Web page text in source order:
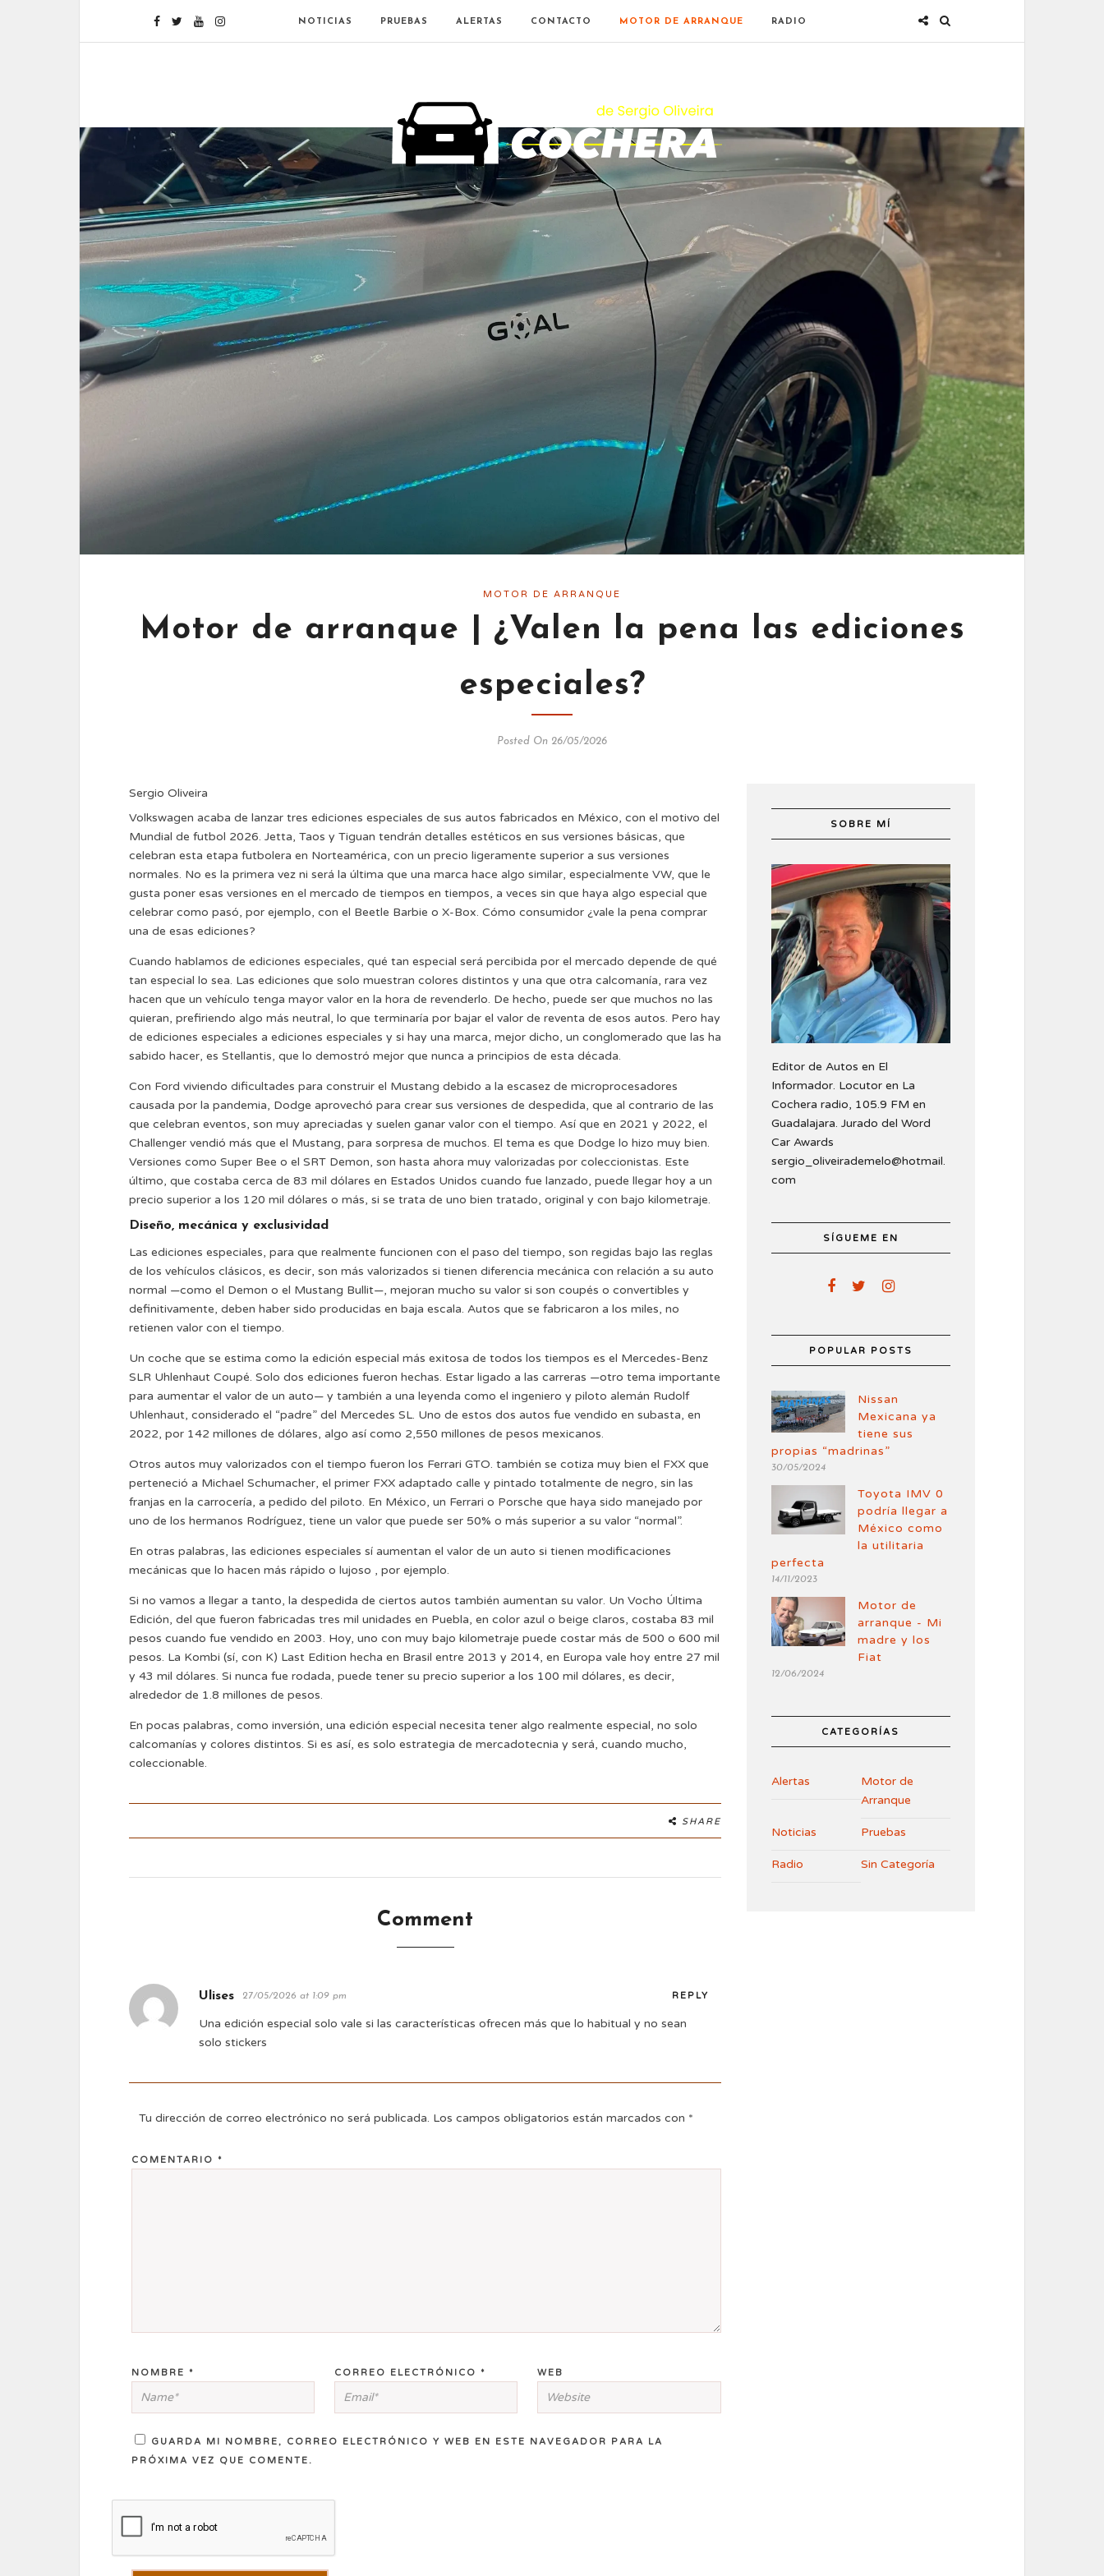
NOTICIAS PRUEBAS ALERTAS CONTACTO MOTOR DE ARRANQUE RADIO
MOTOR DE ARRANQUE
Motor de arranque | ¿Valen la pena las ediciones
especiales?
Posted On 26/05/2026
Sergio Oliveira
Volkswagen acaba de lanzar tres ediciones especiales de sus autos fabricados en México, con el motivo del
Mundial de futbol 2026. Jetta, Taos y Tiguan tendrán detalles estéticos en sus versiones básicas, que
celebran esta etapa futbolera en Norteamérica, con un precio ligeramente superior a sus versiones
normales. No es la primera vez ni será la última que una marca hace algo similar, especialmente VW, que le
gusta poner esas versiones en el mercado de tiempos en tiempos, a veces sin que haya algo especial que
celebrar como pasó, por ejemplo, con el Beetle Barbie o X-Box. Cómo consumidor ¿vale la pena comprar
una de esas ediciones?
Cuando hablamos de ediciones especiales, qué tan especial será percibida por el mercado depende de qué
tan especial lo sea. Las ediciones que solo muestran colores distintos y una que otra calcomanía, rara vez
hacen que un vehículo tenga mayor valor en la hora de revenderlo. De hecho, puede ser que muchos no las
quieran, prefiriendo algo más neutral, lo que terminaría por bajar el valor de reventa de esos autos. Pero hay
de ediciones especiales a ediciones especiales y si hay una marca, mejor dicho, un conglomerado que las ha
sabido hacer, es Stellantis, que lo demostró mejor que nunca a principios de esta década.
Con Ford viviendo dificultades para construir el Mustang debido a la escasez de microprocesadores
causada por la pandemia, Dodge aprovechó para crear sus versiones de despedida, que al contrario de las
que celebran eventos, son muy apreciadas y suelen ganar valor con el tiempo. Así que en 2021 y 2022, el
Challenger vendió más que el Mustang, para sorpresa de muchos. El tema es que Dodge lo hizo muy bien.
Versiones como Super Bee o el SRT Demon, son hasta ahora muy valorizadas por coleccionistas. Este
último, que costaba cerca de 83 mil dólares en Estados Unidos cuando fue lanzado, puede llegar hoy a un
precio superior a los 120 mil dólares o más, si se trata de uno bien tratado, original y con bajo kilometraje.
Diseño, mecánica y exclusividad
Las ediciones especiales, para que realmente funcionen con el paso del tiempo, son regidas bajo las reglas
de los vehículos clásicos, es decir, son más valorizados si tienen diferencia mecánica con relación a su auto
normal —como el Demon o el Mustang Bullit—, mejoran mucho su valor si son coupés o convertibles y
definitivamente, deben haber sido producidas en baja escala. Autos que se fabricaron a los miles, no
retienen valor con el tiempo.
Un coche que se estima como la edición especial más exitosa de todos los tiempos es el Mercedes-Benz
SLR Uhlenhaut Coupé. Solo dos ediciones fueron hechas. Estar ligado a las carreras —otro tema importante
para aumentar el valor de un auto— y también a una leyenda como el ingeniero y piloto alemán Rudolf
Uhlenhaut, considerado el “padre” del Mercedes SL. Uno de estos dos autos fue vendido en subasta, en
2022, por 142 millones de dólares, algo así como 2,550 millones de pesos mexicanos.
Otros autos muy valorizados con el tiempo fueron los Ferrari GTO. también se cotiza muy bien el FXX que
perteneció a Michael Schumacher, el primer FXX adaptado calle y pintado totalmente de negro, sin las
franjas en la carrocería, a pedido del piloto. En México, un Ferrari o Porsche que haya sido manejado por
uno de los hermanos Rodríguez, tiene un valor que puede ser 50% o más superior a su valor “normal”.
En otras palabras, las ediciones especiales sí aumentan el valor de un auto si tienen modificaciones
mecánicas que lo hacen más rápido o lujoso , por ejemplo.
Si no vamos a llegar a tanto, la despedida de ciertos autos también aumentan su valor. Un Vocho Última
Edición, del que fueron fabricadas tres mil unidades en Puebla, en color azul o beige claros, costaba 83 mil
pesos cuando fue vendido en 2003. Hoy, uno con muy bajo kilometraje puede costar más de 500 o 600 mil
pesos. La Kombi (sí, con K) Last Edition hecha en Brasil entre 2013 y 2014, en Europa vale hoy entre 27 mil
y 43 mil dólares. Si nunca fue rodada, puede tener su precio superior a los 100 mil dólares, es decir,
alrededor de 1.8 millones de pesos.
En pocas palabras, como inversión, una edición especial necesita tener algo realmente especial, no solo
calcomanías y colores distintos. Si es así, es solo estrategia de mercadotecnia y será, cuando mucho,
coleccionable.
SHARE
Comment
Ulises 27/05/2026 at 1:09 pm REPLY
Una edición especial solo vale si las características ofrecen más que lo habitual y no sean
solo stickers
Tu dirección de correo electrónico no será publicada. Los campos obligatorios están marcados con *
COMENTARIO *
NOMBRE * CORREO ELECTRÓNICO* WEB
GUARDA MI NOMBRE, CORREO ELECTRÓNICO Y WEB EN ESTE NAVEGADOR PARA LA
PRÓXIMA VEZ QUE COMENTE.
SOBRE MÍ
Editor de Autos en El
Informador. Locutor en La
Cochera radio, 105.9 FM en
Guadalajara. Jurado del Word
Car Awards
sergio_oliveirademelo@hotmail.
com
SÍGUEME EN
POPULAR POSTS
Nissan
Mexicana ya
tiene sus
propias “madrinas”
30/05/2024
Toyota IMV 0
podría llegar a
México como
la utilitaria
perfecta
14/11/2023
Motor de
arranque - Mi
madre y los
Fiat
12/06/2024
CATEGORÍAS
Alertas
Motor de
Arranque
Noticias Pruebas
Radio Sin Categoría